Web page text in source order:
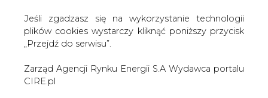
Jeśli zgadzasz się na wykorzystanie technologii
plików cookies wystarczy kliknąć poniższy przycisk
„Przejdź do serwisu”.
Zarząd Agencji Rynku Energii S.A Wydawca portalu
CIRE.pl
drugiemu człowiekowi i ojczyźnie, służby, która
przyczynia się do poczucia bezpieczeństwa wszystkich
Polaków. Wskazując na ich patrona św. Maksymiliana
działania w życiu osobistym i zawodowym.
O. Rafał Wilk, podprzeor Jasnej Góry, w powitaniu